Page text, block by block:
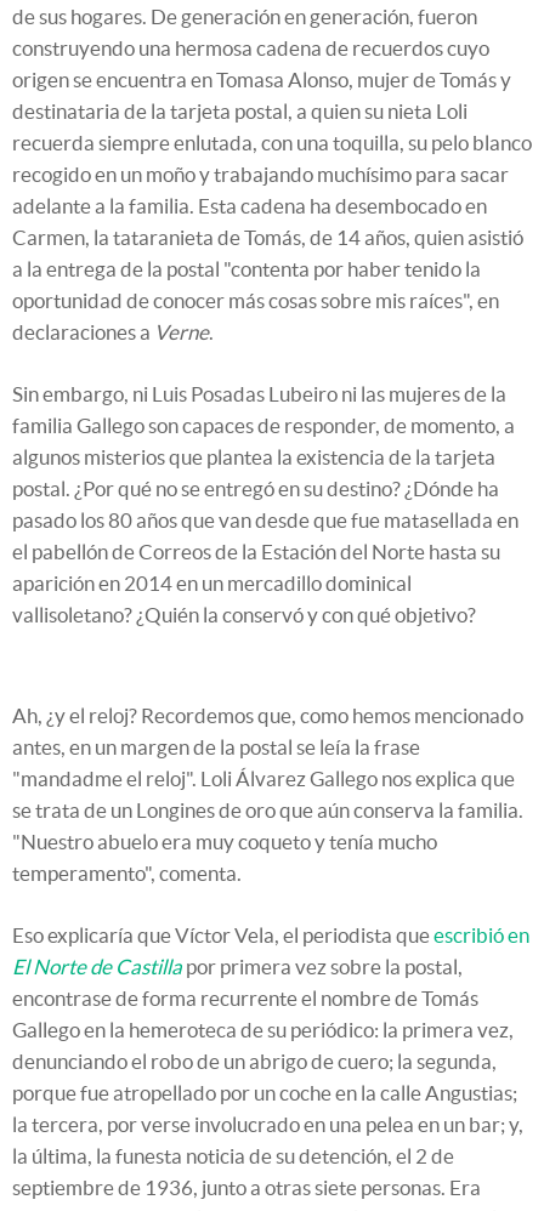
de sus hogares. De generación en generación, fueron
construyendo una hermosa cadena de recuerdos cuyo
origen se encuentra en Tomasa Alonso, mujer de Tomás y
destinataria de la tarjeta postal, a quien su nieta Loli
recuerda siempre enlutada, con una toquilla, su pelo blanco
recogido en un moño y trabajando muchísimo para sacar
adelante a la familia. Esta cadena ha desembocado en
Carmen, la tataranieta de Tomás, de 14 años, quien asistió
a la entrega de la postal "contenta por haber tenido la
oportunidad de conocer más cosas sobre mis raíces", en
declaraciones a Verne.
Sin embargo, ni Luis Posadas Lubeiro ni las mujeres de la
familia Gallego son capaces de responder, de momento, a
algunos misterios que plantea la existencia de la tarjeta
postal. ¿Por qué no se entregó en su destino? ¿Dónde ha
pasado los 80 años que van desde que fue matasellada en
el pabellón de Correos de la Estación del Norte hasta su
aparición en 2014 en un mercadillo dominical
vallisoletano? ¿Quién la conservó y con qué objetivo?
Ah, ¿y el reloj? Recordemos que, como hemos mencionado
antes, en un margen de la postal se leía la frase
"mandadme el reloj". Loli Álvarez Gallego nos explica que
se trata de un Longines de oro que aún conserva la familia.
"Nuestro abuelo era muy coqueto y tenía mucho
temperamento", comenta.
Eso explicaría que Víctor Vela, el periodista queescribió en
El Norte de Castilla por primera vez sobre la postal,
encontrase de forma recurrente el nombre de Tomás
Gallego en la hemeroteca de su periódico: la primera vez,
denunciando el robo de un abrigo de cuero; la segunda,
porque fue atropellado por un coche en la calle Angustias;
la tercera, por verse involucrado en una pelea en un bar; y,
la última, la funesta noticia de su detención, el 2 de
septiembre de 1936, junto a otras siete personas. Era